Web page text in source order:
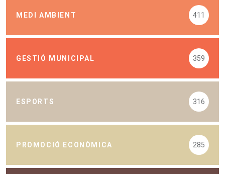
MEDI AMBIENT 411
GESTIÓ MUNICIPAL 359
ESPORTS 316
PROMOCIÓ ECONÒMICA 285